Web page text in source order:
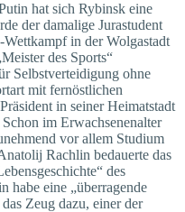
hat sich Rybinsk eine
der damalige Jurastudent
in der Wolgastadt
des Sports“
Selbstverteidigung ohne
mit fernöstlichen
in seiner Heimatstadt
im Erwachsenenalter
vor allem Studium
Rachlin bedauerte das
des
habe eine „überragende
Zeug dazu, einer der